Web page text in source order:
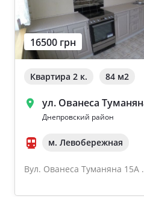
16500 грн
Квартира 2 к. 84 м2
ул. Ованеса
Днепровский район
м. Левобережная
Вул. Ованеса Туманяна 15А